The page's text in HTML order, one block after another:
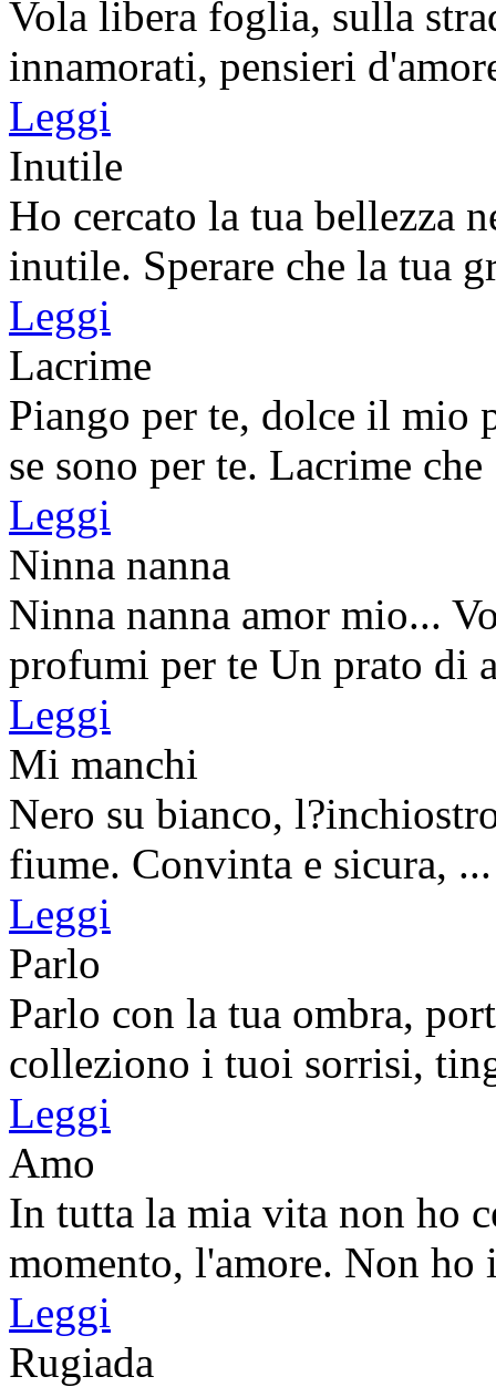
Vola libera foglia, sulla
innamorati, pensieri
Leggi
Inutile
Ho cercato la tua bellezza
inutile. Sperare che la tua
Leggi
Lacrime
Piango per te, dolce il mio
se sono per te. Lacrime che
Leggi
Ninna nanna
Ninna nanna amor mio...
profumi per te Un prato di
Leggi
Mi manchi
Nero su bianco,
fiume. Convinta e sicura, ...
Leggi
Parlo
Parlo con la tua ombra,
colleziono i tuoi sorrisi,
Leggi
Amo
In tutta la mia vita non ho
momento, l'amore. Non ho
Leggi
Rugiada